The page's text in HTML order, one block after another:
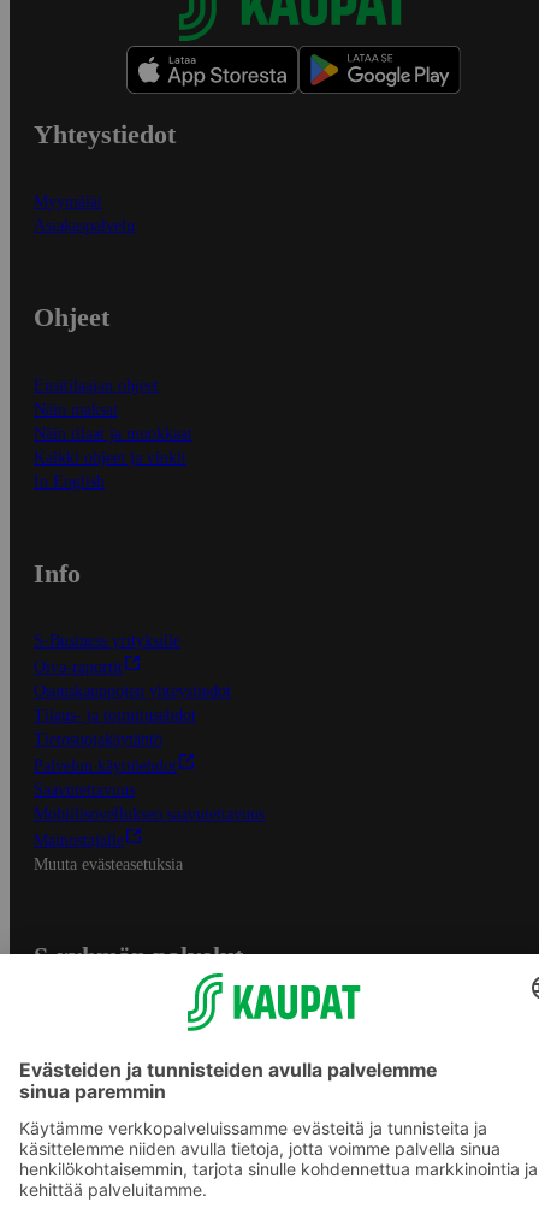
Yhteystiedot
Myymälät
Asiakaspalvelu
Ohjeet
Ensitilaajan ohjeet
Näin maksat
Näin tilaat ja muokkaat
Kaikki ohjeet ja vinkit
In English
Info
S-Business yrityksille
Oiva-raportit
Osuuskauppojen yhteystiedot
Tilaus- ja toimitusehdot
Tietosuojakäytäntö
Palvelun käyttöehdot
Saavutettavuus
Mobiilisovelluksen saavutettavuus
Mainostajalle
Muuta evästeasetuksia
S-ryhmän palvelut
Yhteishyvä Ruoka -sovellus
S-ostoslista -sovellus
Prisma.fi
Sokos.fi
S-Pankki